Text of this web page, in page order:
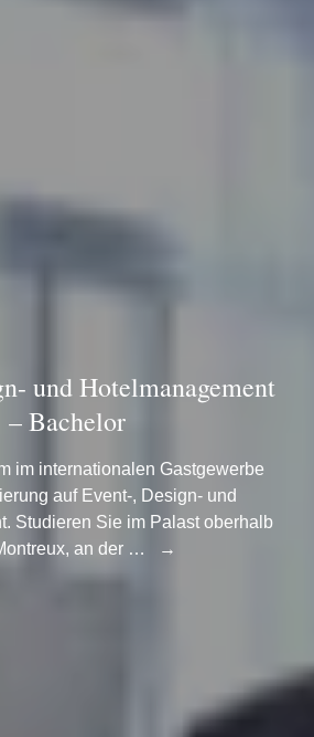
und Hotelmanagement
– Bachelor
im internationalen Gastgewerbe
auf Event-, Design- und
Studieren Sie im Palast oberhalb
an der …
→